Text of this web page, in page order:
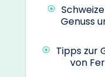
Genuss
Tipps zur
von